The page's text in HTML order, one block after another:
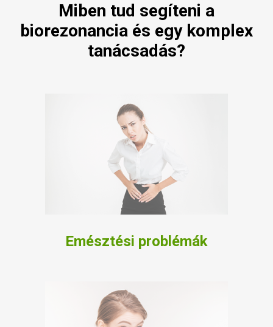
Miben tud segíteni a
biorezonancia és egy komplex
tanácsadás?
Emésztési problémák